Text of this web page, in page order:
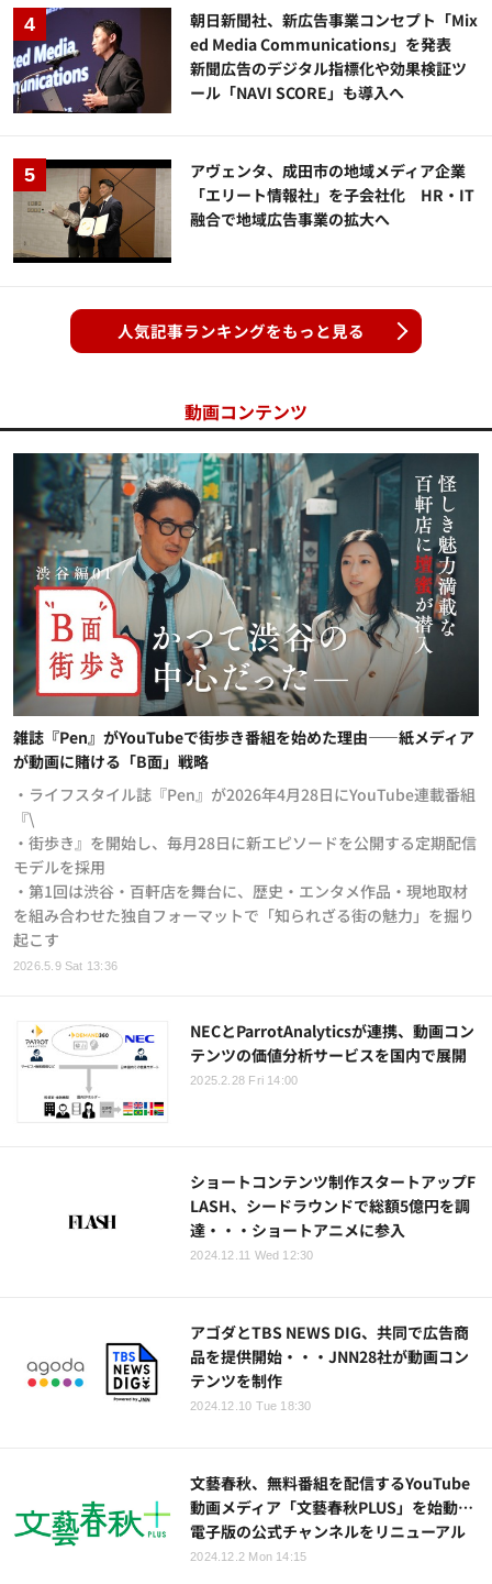
朝日新聞社、新広告事業コンセプト「Mix
ed Media Communications」を発表
新聞広告のデジタル指標化や効果検証ツ
ール「NAVI SCORE」も導入へ
アヴェンタ、成田市の地域メディア企業
「エリート情報社」を子会社化 HR・IT
融合で地域広告事業の拡大へ
人気記事ランキングをもっと見る
動画コンテンツ
2026.5.9 Sat 13:36
雑誌『Pen』がYouTubeで街歩き番組を始めた理由——紙メディア
が動画に賭ける「B面」戦略
・ライフスタイル誌『Pen』が2026年4月28日にYouTube連載番組
『\
・街歩き』を開始し、毎月28日に新エピソードを公開する定期配信
モデルを採用
・第1回は渋谷・百軒店を舞台に、歴史・エンタメ作品・現地取材
を組み合わせた独自フォーマットで「知られざる街の魅力」を掘り
起こす
NECとParrotAnalyticsが連携、動画コン
テンツの価値分析サービスを国内で展開
2025.2.28 Fri 14:00
ショートコンテンツ制作スタートアップF
LASH、シードラウンドで総額5億円を調
達・・・ショートアニメに参入
2024.12.11 Wed 12:30
アゴダとTBS NEWS DIG、共同で広告商
品を提供開始・・・JNN28社が動画コン
テンツを制作
2024.12.10 Tue 18:30
文藝春秋、無料番組を配信するYouTube
動画メディア「文藝春秋PLUS」を始動…
電子版の公式チャンネルをリニューアル
2024.12.2 Mon 14:15